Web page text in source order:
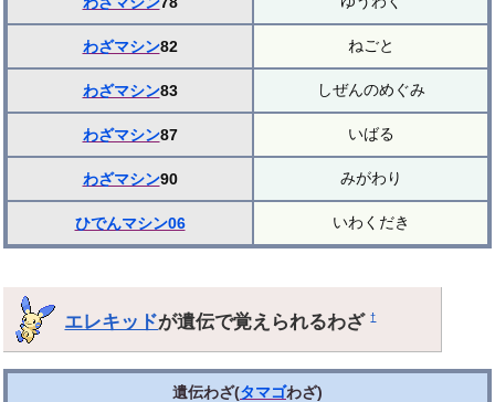
わざマシン82 ねごと
わざマシン83 しぜんのめぐみ
わざマシン87 いばる
わざマシン90 みがわり
ひでんマシン06 いわくだき
エレキッドが遺伝で覚えられるわざ†
遺伝わざ(タマゴわざ)